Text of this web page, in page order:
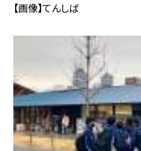
【画像】てんしば